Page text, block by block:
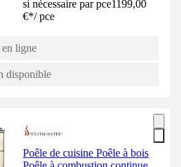
si nécessaire par pce1199,00
€*/ pce
ligne
disponible
Poêle de cuisine Poêle à bois